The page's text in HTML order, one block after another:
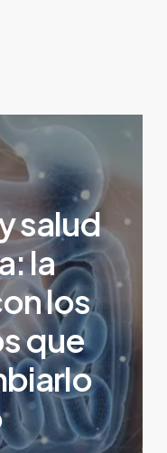
salud
la
los
que